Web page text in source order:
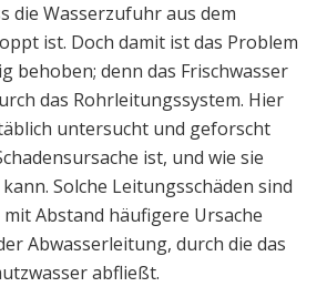
die Wasserzufuhr aus dem
ist. Doch damit ist das Problem
behoben; denn das Frischwasser
das Rohrleitungssystem. Hier
untersucht und geforscht
ist, und wie sie
Solche Leitungsschäden sind
Abstand häufigere Ursache
Abwasserleitung, durch die das
abfließt.